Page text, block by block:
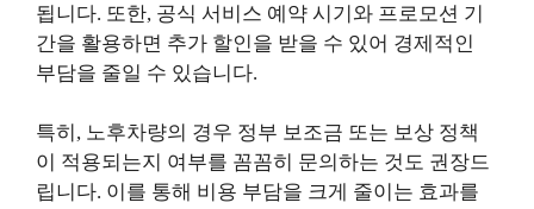
됩니다. 또한, 공식 서비스 예약 시기와 프로모션 기
간을 활용하면 추가 할인을 받을 수 있어 경제적인
부담을 줄일 수 있습니다.
특히, 노후차량의 경우 정부 보조금 또는 보상 정책
이 적용되는지 여부를 꼼꼼히 문의하는 것도 권장드
립니다. 이를 통해 비용 부담을 크게 줄이는 효과를